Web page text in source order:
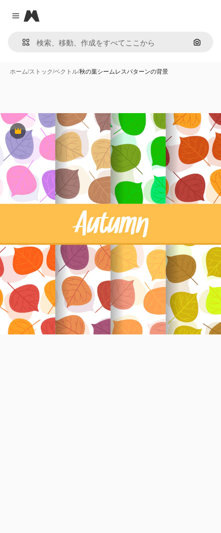
Close menu
Magnific
画像で
ホーム/ストック/ベクトル/秋の葉シームレスパターンの背景
Premium